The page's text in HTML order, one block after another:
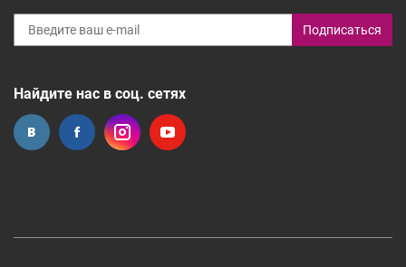
Подписаться
Найдите нас в соц. сетях